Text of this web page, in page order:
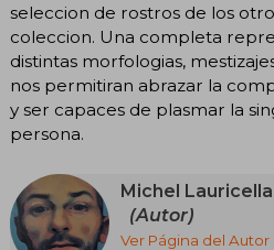
seleccion de rostros de los
coleccion. Una completa
distintas morfologias,
nos permitiran abrazar la
y ser capaces de plasmar la
persona.
Michel Lauricella
(Autor)
Ver Página del Autor